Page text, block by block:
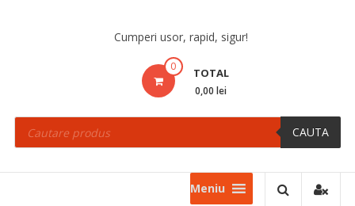
Cumperi usor, rapid, sigur!
0 TOTAL
0,00 lei
Products
search CAUTA
Meniu